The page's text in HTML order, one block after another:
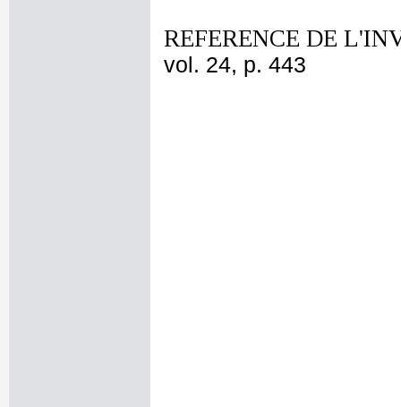
REFERENCE DE
vol. 24, p. 443